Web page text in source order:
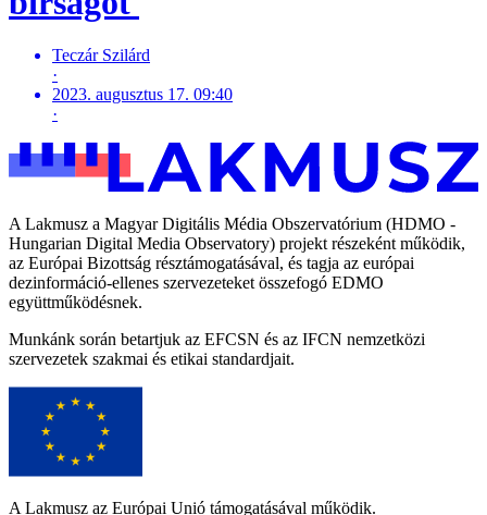
Teczár Szilárd
·
2023. augusztus 17. 09:40
·
A Lakmusz a Magyar Digitális Média Obszervatórium (HDMO -
Hungarian Digital Media Observatory) projekt részeként működik,
az Európai Bizottság résztámogatásával, és tagja az európai
dezinformáció-ellenes szervezeteket összefogó EDMO
együttműködésnek.
Munkánk során betartjuk az EFCSN és az IFCN nemzetközi
szervezetek szakmai és etikai standardjait.
A Lakmusz az Európai Unió támogatásával működik.